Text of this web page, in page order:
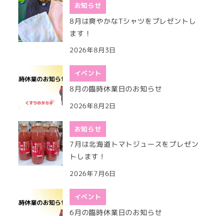
お知らせ
8月は爽やかなTシャツをプレゼントし
ます！
2026年8月3日
イベント
8月の臨時休業日のお知らせ
2026年8月2日
お知らせ
7月は北海道トマトジュースをプレゼン
トします！
2026年7月6日
イベント
6月の臨時休業日のお知らせ